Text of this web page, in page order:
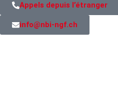
Appels depuis l’étranger
info@nbi-ngf.ch